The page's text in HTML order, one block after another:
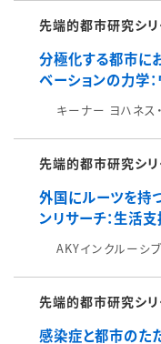
先端的都市研究シ
分極化する都市に
ベーションの力学
キーナー ヨハネ
先端的都市研究シ
外国にルーツを持
ンリサーチ：生活
AKYインクルーシ
先端的都市研究シ
感染症と都市のた